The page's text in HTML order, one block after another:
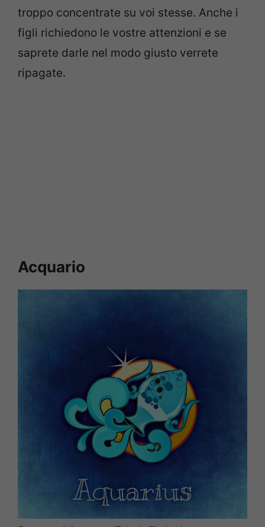
troppo concentrate su voi stesse. Anche i
figli richiedono le vostre attenzioni e se
saprete darle nel modo giusto verrete
ripagate.
Acquario